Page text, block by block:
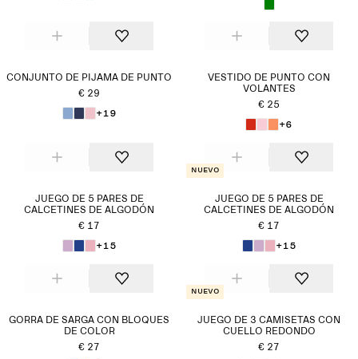
CONJUNTO DE PIJAMA DE PUNTO
€ 29
+19
VESTIDO DE PUNTO CON
VOLANTES
€ 25
+6
JUEGO DE 5 PARES DE
CALCETINES DE ALGODÓN
€ 17
+15
Nuevo
JUEGO DE 5 PARES DE
CALCETINES DE ALGODÓN
€ 17
+15
GORRA DE SARGA CON BLOQUES
DE COLOR
€ 27
Nuevo
JUEGO DE 3 CAMISETAS CON
CUELLO REDONDO
€ 27